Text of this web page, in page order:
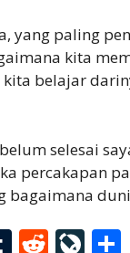
yang paling
kita
belajar
selesai
percakapan
bagaimana
T R Li